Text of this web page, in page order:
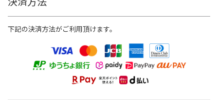
下記の決済方法がご利用頂けます。